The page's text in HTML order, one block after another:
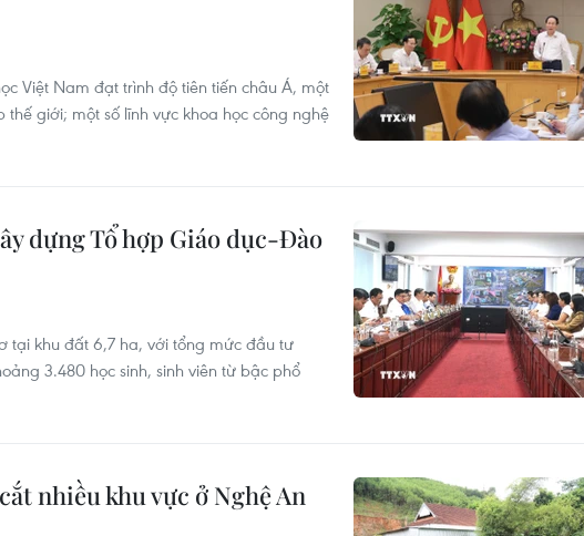
Việt Nam đạt trình độ tiên tiến châu Á, một
giới; một số lĩnh vực khoa học công nghệ
dựng Tổ hợp Giáo dục-Đào
tại khu đất 6,7 ha, với tổng mức đầu tư
3.480 học sinh, sinh viên từ bậc phổ
nhiều khu vực ở Nghệ An